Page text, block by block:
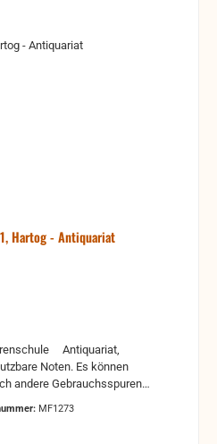
Hartog - Antiquariat
Antiquariat,
Noten. Es können
andere Gebrauchsspuren
MF1273